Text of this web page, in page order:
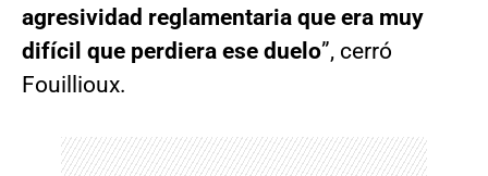
agresividad reglamentaria que era muy
difícil que perdiera ese duelo”, cerró
Fouillioux.